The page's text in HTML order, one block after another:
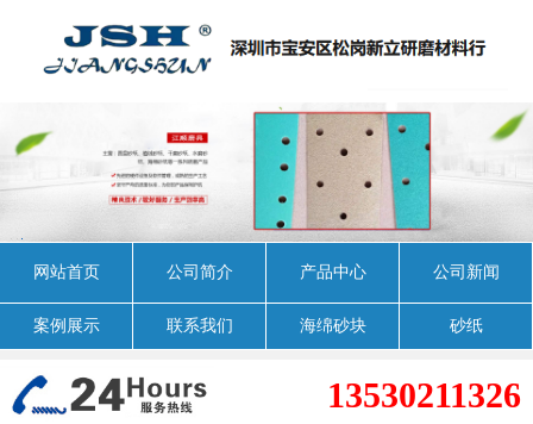
网站首页 公司简介 产品中心 公司新闻
案例展示 联系我们 海绵砂块 砂纸
13530211326